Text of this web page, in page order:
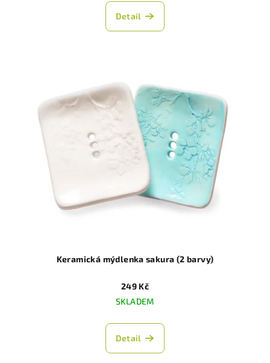
Detail
Keramická mýdlenka sakura (2 barvy)
249 Kč
SKLADEM
Detail